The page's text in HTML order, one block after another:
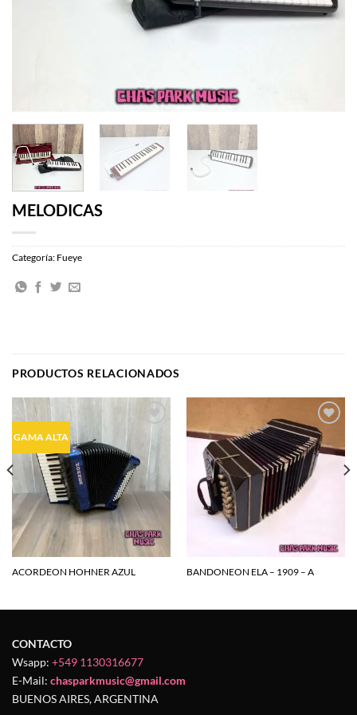
MELODICAS
Categoría: Fueye
PRODUCTOS RELACIONADOS
GAMA ALTA
Agregar
a la
lista de
deseos
ACORDEON HOHNER AZUL
Agregar
a la
lista de
deseos
BANDONEON ELA – 1909 – A
CONTACTO
Wsapp: +549 1130316677
E-Mail: chasparkmusic@gmail.com
BUENOS AIRES, ARGENTINA